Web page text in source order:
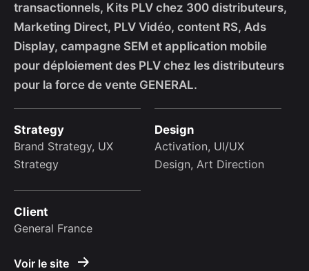
transactionnels, Kits PLV chez 300 distributeurs,
Marketing Direct, PLV Vidéo, content RS, Ads
Display, campagne SEM et application mobile
pour déploiement des PLV chez les distributeurs
pour la force de vente GENERAL.
Strategy
Brand Strategy, UX
Strategy
Design
Activation, UI/UX
Design, Art Direction
Client
General France
Voir le site